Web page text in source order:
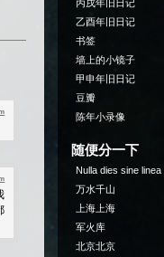
丙戌年旧日记
乙酉年旧日记
书签
墙上的小镜子
甲申年旧日记
豆瓣
陈年小录像
随便分一下
Nulla dies sine linea
万水千山
上海上海
军火库
北京北京